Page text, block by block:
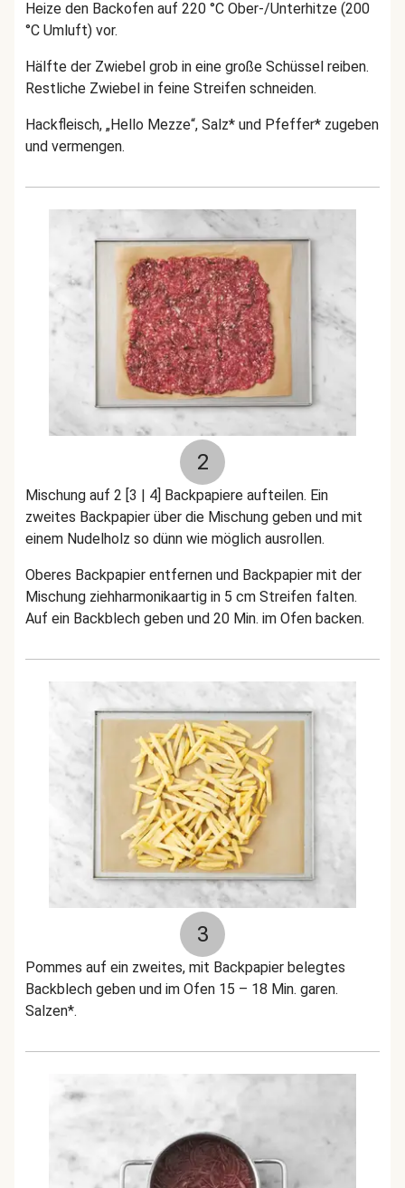
Heize den Backofen auf 220 °C Ober-/Unterhitze (200
°C Umluft) vor.
Hälfte der Zwiebel grob in eine große Schüssel reiben.
Restliche Zwiebel in feine Streifen schneiden.
Hackfleisch, „Hello Mezze“, Salz* und Pfeffer* zugeben
und vermengen.
2
Mischung auf 2 [3 | 4] Backpapiere aufteilen. Ein
zweites Backpapier über die Mischung geben und mit
einem Nudelholz so dünn wie möglich ausrollen.
Oberes Backpapier entfernen und Backpapier mit der
Mischung ziehharmonikaartig in 5 cm Streifen falten.
Auf ein Backblech geben und 20 Min. im Ofen backen.
3
Pommes auf ein zweites, mit Backpapier belegtes
Backblech geben und im Ofen 15 – 18 Min. garen.
Salzen*.